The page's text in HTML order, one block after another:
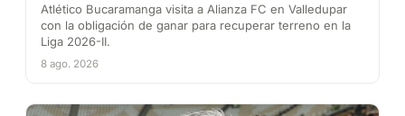
Atlético Bucaramanga visita a Alianza FC en Valledupar
con la obligación de ganar para recuperar terreno en la
Liga 2026-II.
8 ago. 2026